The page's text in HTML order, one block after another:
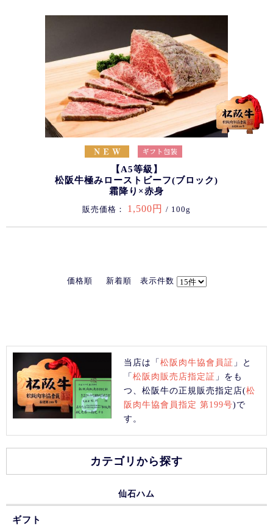
【A5等級】
松阪牛極みローストビーフ(ブロック)
霜降り×赤身
販売価格： 1,500円 / 100g
価格順 新着順 表示件数
当店は「松阪肉牛協會員証 」と
「松阪肉販売店指定証 」をも
つ、松阪牛の正規販売指定店(松
阪肉牛協會員指定 第199号)で
す。
カテゴリから探す
仙石ハム
ギフト